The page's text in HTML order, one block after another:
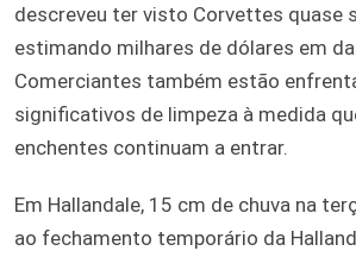
descreveu ter visto Corvettes quase
estimando milhares de dólares em
Comerciantes também estão
significativos de limpeza à medida
enchentes continuam a entrar.
Em Hallandale, 15 cm de chuva na
ao fechamento temporário da